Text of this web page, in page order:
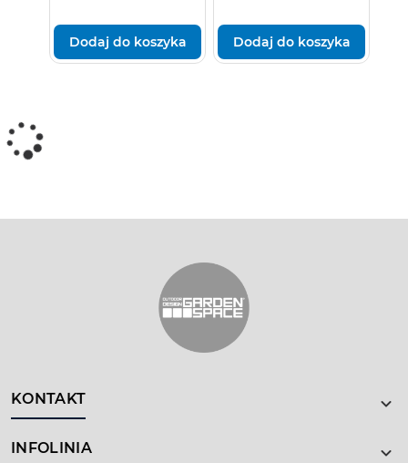
Dodaj do koszyka Dodaj do koszyka
KONTAKT
INFOLINIA